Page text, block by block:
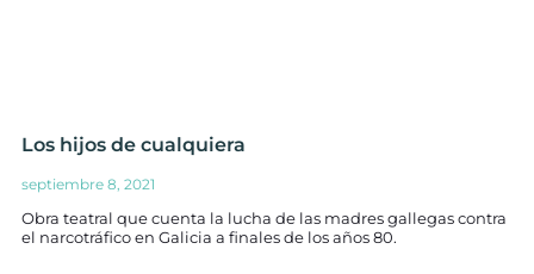
Los hijos de cualquiera
septiembre 8, 2021
Obra teatral que cuenta la lucha de las madres gallegas contra
el narcotráfico en Galicia a finales de los años 80.